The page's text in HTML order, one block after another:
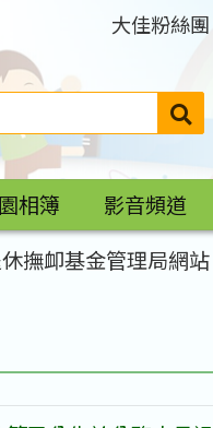
大佳粉絲團
搜
相簿 影音頻道
撫卹基金管理局網站